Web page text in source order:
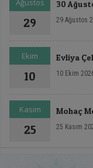
Ağustos
29
30
29 Ağustos
Ekim
10
Evliya
10 Ekim
Kasım
25
Mohaç
25 Kasım